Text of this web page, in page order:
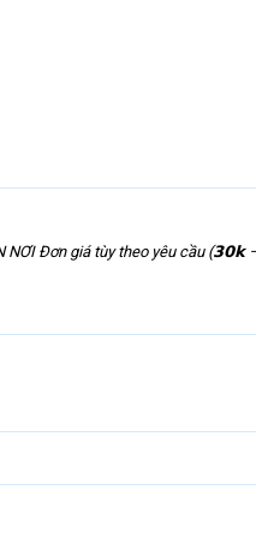
NƠI Đơn giá tùy theo yêu cầu